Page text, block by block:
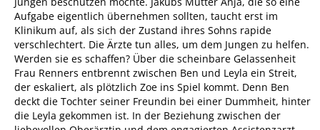
Aufgabe eigentlich übernehmen sollten, taucht erst im
Klinikum auf, als sich der Zustand ihres Sohns rapide
verschlechtert. Die Ärzte tun alles, um dem Jungen zu helfen.
Werden sie es schaffen? Über die scheinbare Gelassenheit
Frau Renners entbrennt zwischen Ben und Leyla ein Streit,
der eskaliert, als plötzlich Zoe ins Spiel kommt. Denn Ben
deckt die Tochter seiner Freundin bei einer Dummheit, hinter
die Leyla gekommen ist. In der Beziehung zwischen der